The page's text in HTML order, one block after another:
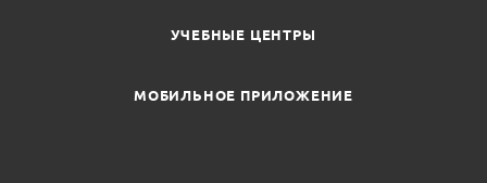
УЧЕБНЫЕ ЦЕНТРЫ
МОБИЛЬНОЕ ПРИЛОЖЕНИЕ